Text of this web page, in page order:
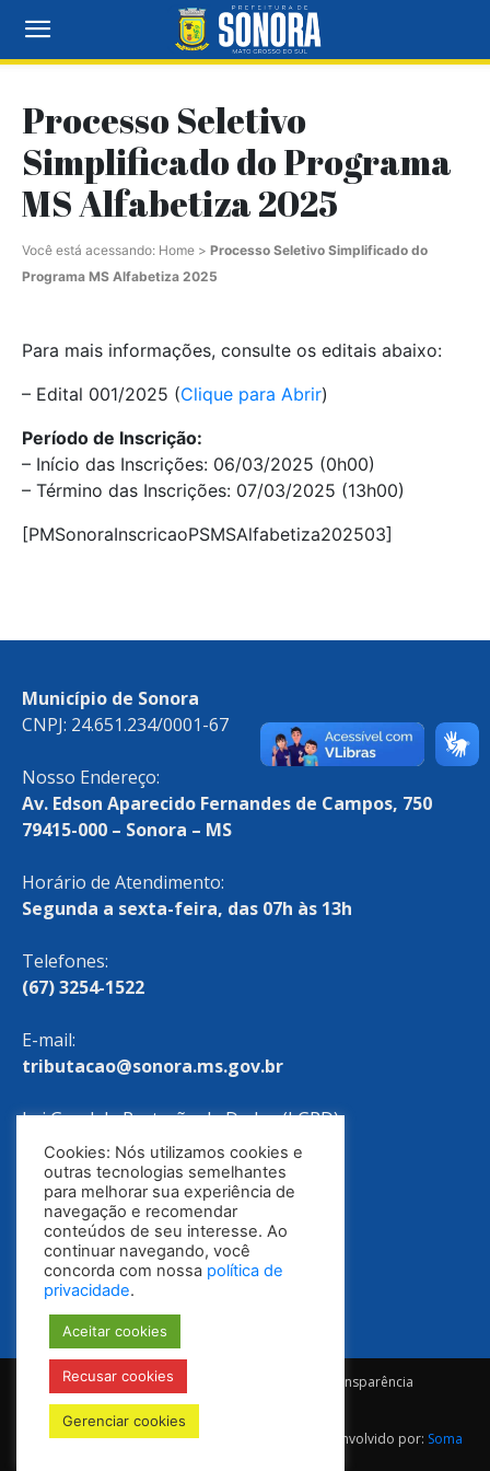
Processo Seletivo
Simplificado do Programa
MS Alfabetiza 2025
Você está acessando: Home > Processo Seletivo Simplificado do
Programa MS Alfabetiza 2025
Para mais informações, consulte os editais abaixo:
– Edital 001/2025 (Clique para Abrir)
Período de Inscrição:
– Início das Inscrições: 06/03/2025 (0h00)
– Término das Inscrições: 07/03/2025 (13h00)
[PMSonoraInscricaoPSMSAlfabetiza202503]
Município de Sonora
CNPJ: 24.651.234/0001-67
Nosso Endereço:
Av. Edson Aparecido Fernandes de Campos, 750
79415-000 – Sonora – MS
Horário de Atendimento:
Segunda a sexta-feira, das 07h às 13h
Telefones:
(67) 3254-1522
E-mail:
tributacao@sonora.ms.gov.br
Lei Geral de Proteção de Dados (LGPD)
Política de Privacidade
Notícias Ouvidoria
Portal da Transparência
© Todos os direitos reservados 2025-2028 | Desenvolvido por: Soma
Cookies: Nós utilizamos cookies e
outras tecnologias semelhantes
para melhorar sua experiência de
navegação e recomendar
conteúdos de seu interesse. Ao
continuar navegando, você
concorda com nossa política de
privacidade.
Aceitar cookies
Recusar cookies
Gerenciar cookies